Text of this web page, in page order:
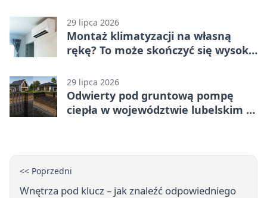
29 lipca 2026
Montaż klimatyzacji na własną
rękę? To może skończyć się wysoką
29 lipca 2026
Odwierty pod gruntową pompę
ciepła w województwie lubelskim -
<< Poprzedni
Wnętrza pod klucz – jak znaleźć odpowiedniego